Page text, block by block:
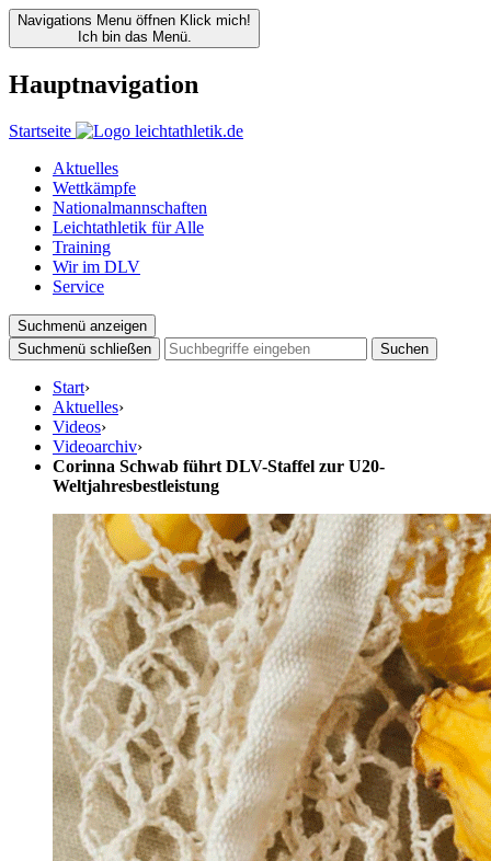
Navigations Menu öffnen Klick mich!
Ich bin das Menü.
Hauptnavigation
Startseite
Aktuelles
Wettkämpfe
Nationalmannschaften
Leichtathletik für Alle
Training
Wir im DLV
Service
Suchmenü anzeigen
Suchmenü schließen
Suchen
Start›
Aktuelles›
Videos›
Videoarchiv›
Corinna Schwab führt DLV-Staffel zur U20-
Weltjahresbestleistung